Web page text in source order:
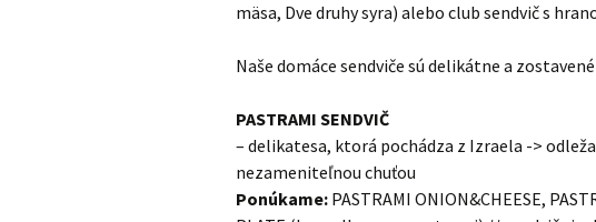
mäsa, Dve druhy syra) alebo club sendvič s
Naše domáce sendviče sú delikátne a
PASTRAMI SENDVIČ
– delikatesa, ktorá pochádza z Izraela ->
nezameniteľnou chuťou
Ponúkame: PASTRAMI ONION&CHEESE,